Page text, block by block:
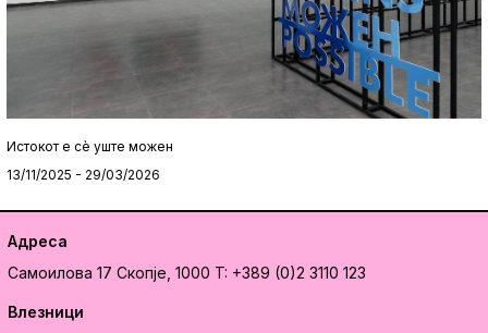
Истокот e сè уште можен
13/11/2025 - 29/03/2026
Адреса
Самоилова 17 Скопје, 1000 T: +389 (0)2 3110 123
Влезници